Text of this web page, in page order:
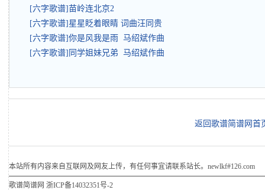
[六字歌谱]苗岭连北京2
[六字歌谱]星星眨着眼睛 词曲汪同贵
[六字歌谱]你是风我是雨 马绍斌作曲
[六字歌谱]同学姐妹兄弟 马绍斌作曲
返回歌谱简谱网首
本站所有内容来自互联网及网友上传，有任何事宜请联系站长。newlkf#126.com
歌谱简谱网 浙ICP备14032351号-2